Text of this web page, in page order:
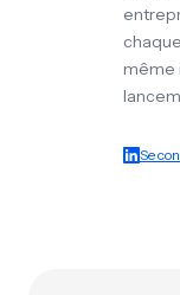
même
Se